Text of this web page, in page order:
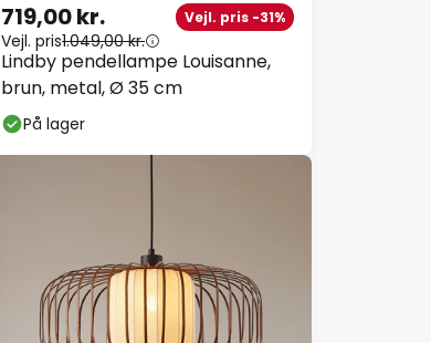
Lindby pendellampe Louisanne,
brun, metal, Ø 35 cm
719,00 kr. Vejl. pris -31%
Vejl. pris1.049,00 kr.
På lager